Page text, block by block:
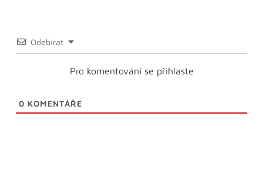
Odebírat
Pro komentování se přihlaste
0 KOMENTÁŘE